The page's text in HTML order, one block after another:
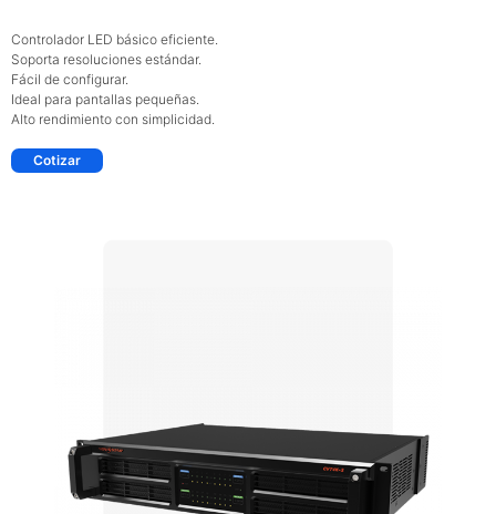
Controlador LED básico eficiente.
Soporta resoluciones estándar.
Fácil de configurar.
Ideal para pantallas pequeñas.
Alto rendimiento con simplicidad.
Cotizar